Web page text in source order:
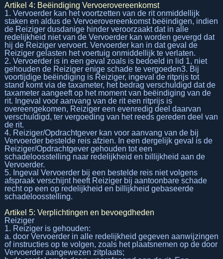
Artikel 4: Beëindiging Vervoerovereenkomst
1. Vervoerder kan het voortzetten van de rit onmiddellijk
staken en aldus de Vervoerovereenkomst beëindigen, indien
de Reiziger dusdanige hinder veroorzaakt dat in alle
redelijkheid niet van de Vervoerder kan worden gevergd dat
hij de Reiziger vervoert. Vervoerder kan in dat geval de
Reiziger gelasten het voertuig onmiddellijk te verlaten.
2. Vervoerder is in een geval zoals is bedoeld in lid 1, niet
gehouden de Reiziger enige schade te vergoeden3. Bij
voortijdige beëindiging is Reiziger, ingeval de ritprijs tot
stand komt via de taxameter, het bedrag verschuldigd dat de
taxameter aangeeft op het moment van beëindiging van de
rit. Ingeval voor aanvang van de rit een ritprijs is
overeengekomen, Reiziger een evenredig deel daarvan
verschuldigd, ter vergoeding van het reeds gereden deel van
de rit.
4. Reiziger/Opdrachtgever kan voor aanvang van de bij
Vervoerder bestelde reis afzien. In een dergelijk geval is de
Reiziger/Opdrachtgever gehouden tot een
schadeloosstelling naar redelijkheid en billijkheid aan de
Vervoerder.
5. Ingeval Vervoerder bij een bestelde reis niet volgens
afspraak verschijnt heeft Reiziger bij aantoonbare schade
recht op een op redelijkheid en billijkheid gebaseerde
schadeloosstelling.
Artikel 5: Verplichtingen en bevoegdheden
Reiziger
1. Reiziger is gehouden:
a. door Vervoerder in alle redelijkheid gegeven aanwijzingen
of instructies op te volgen, zoals het plaatsnemen op de door
Vervoerder aangewezen zitplaats;